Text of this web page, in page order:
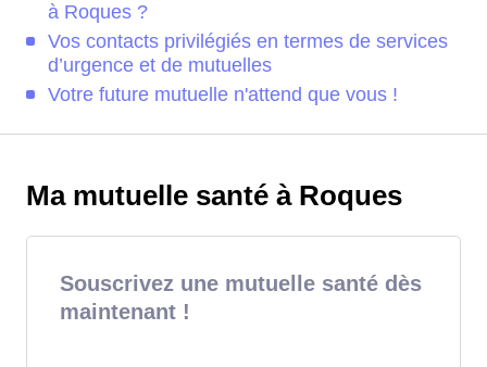
à Roques ?
Vos contacts privilégiés en termes de services
d’urgence et de mutuelles
Votre future mutuelle n'attend que vous !
Ma mutuelle santé à Roques
Souscrivez une mutuelle santé dès
maintenant !